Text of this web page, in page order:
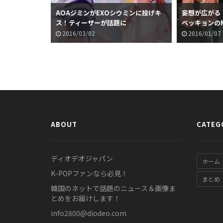
AOAジミンがEXOシウミンに投げキ
ス！ティーザーが話題に
2016/03/02
妄想が広が
ベッキョンの
2016/01/07
ABOUT
ディオデオジャパン
K-POPファンなら必見！
韓国のネットで話題のニュース＆画像ま
とめをお届けします！
info2800@diodeo.com
ホーム
まとめ